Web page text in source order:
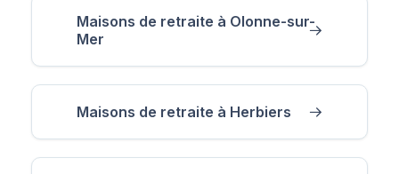
Maisons de retraite à Olonne-sur-
Mer
Maisons de retraite à Herbiers